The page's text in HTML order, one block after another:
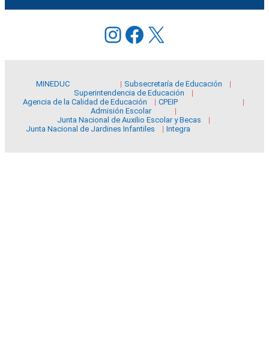
Instagram
Facebook
X
MINEDUC
Subsecretaría de Educación
Superintendencia de Educación
Agencia de la Calidad de Educación
CPEIP
Admisión Escolar
Junta Nacional de Auxilio Escolar y Becas
Junta Nacional de Jardines Infantiles
Integra